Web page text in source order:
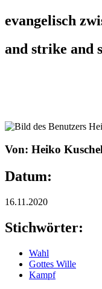
evangelisch
and strike and
Von: Heiko
Datum:
16.11.2020
Stichwörter:
Wahl
Gottes Wille
Kampf